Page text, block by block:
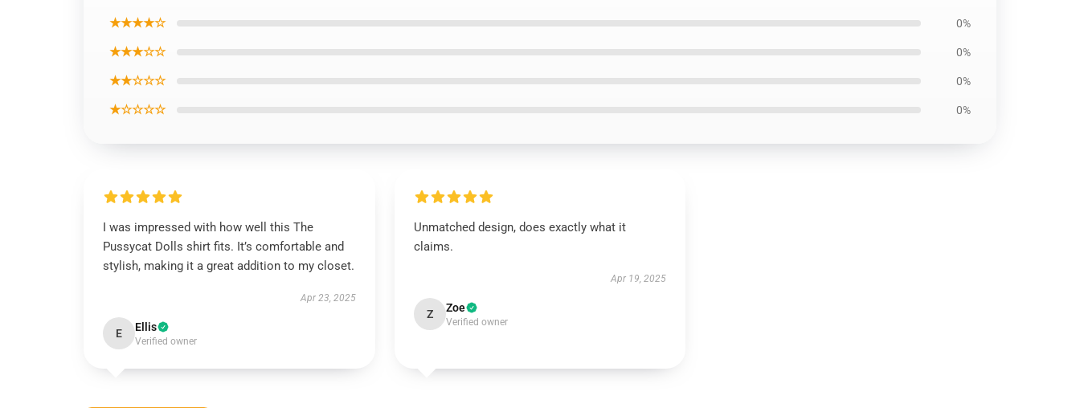
★★★★☆ 0%
★★★☆☆ 0%
★★☆☆☆ 0%
★☆☆☆☆ 0%
I was impressed with how well this The
Pussycat Dolls shirt fits. It’s comfortable and
stylish, making it a great addition to my closet.
Apr 23, 2025
E Ellis
Verified owner
Unmatched design, does exactly what it
claims.
Apr 19, 2025
Z Zoe
Verified owner